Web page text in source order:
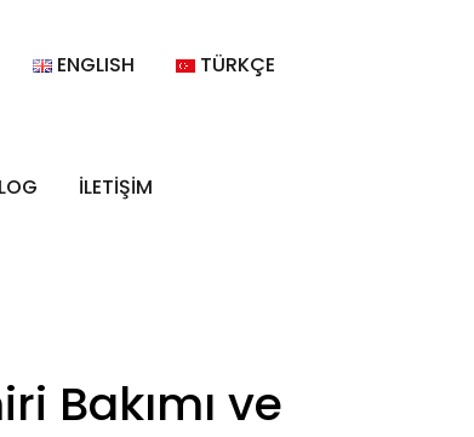
ENGLISH TÜRKÇE
İLETİŞİM
Bakımı ve